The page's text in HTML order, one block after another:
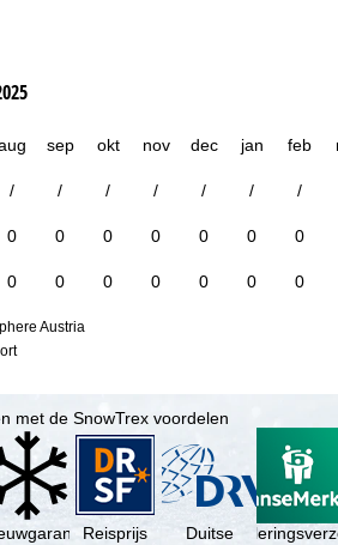
sep okt nov dec jan feb
/ / / / / / /
0 0 0 0 0 0 0
0 0 0 0 0 0 0
Austria
met de SnowTrex voordelen
Reisprijs
Duitse